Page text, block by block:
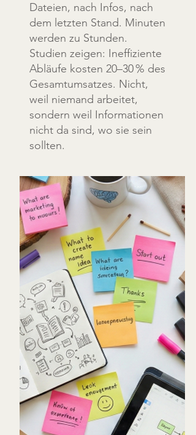
Dateien, nach Infos, nach
dem letzten Stand. Minuten
werden zu Stunden.
Studien zeigen: Ineffiziente
Abläufe kosten 20–30 % des
Gesamtumsatzes. Nicht,
weil niemand arbeitet,
sondern weil Informationen
nicht da sind, wo sie sein
sollten.